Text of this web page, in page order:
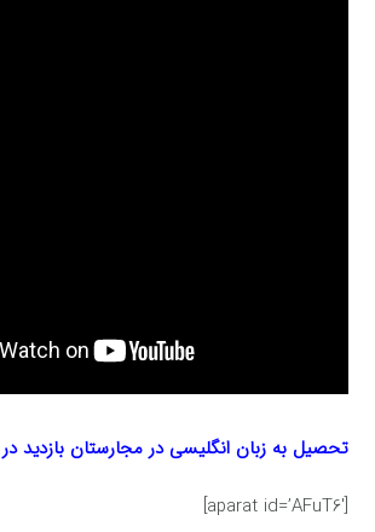
تحصیل به زبان انگلیسی در مجارستان بازدید
[aparat id=’AFuT6′]